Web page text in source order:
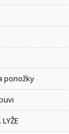
ponožky